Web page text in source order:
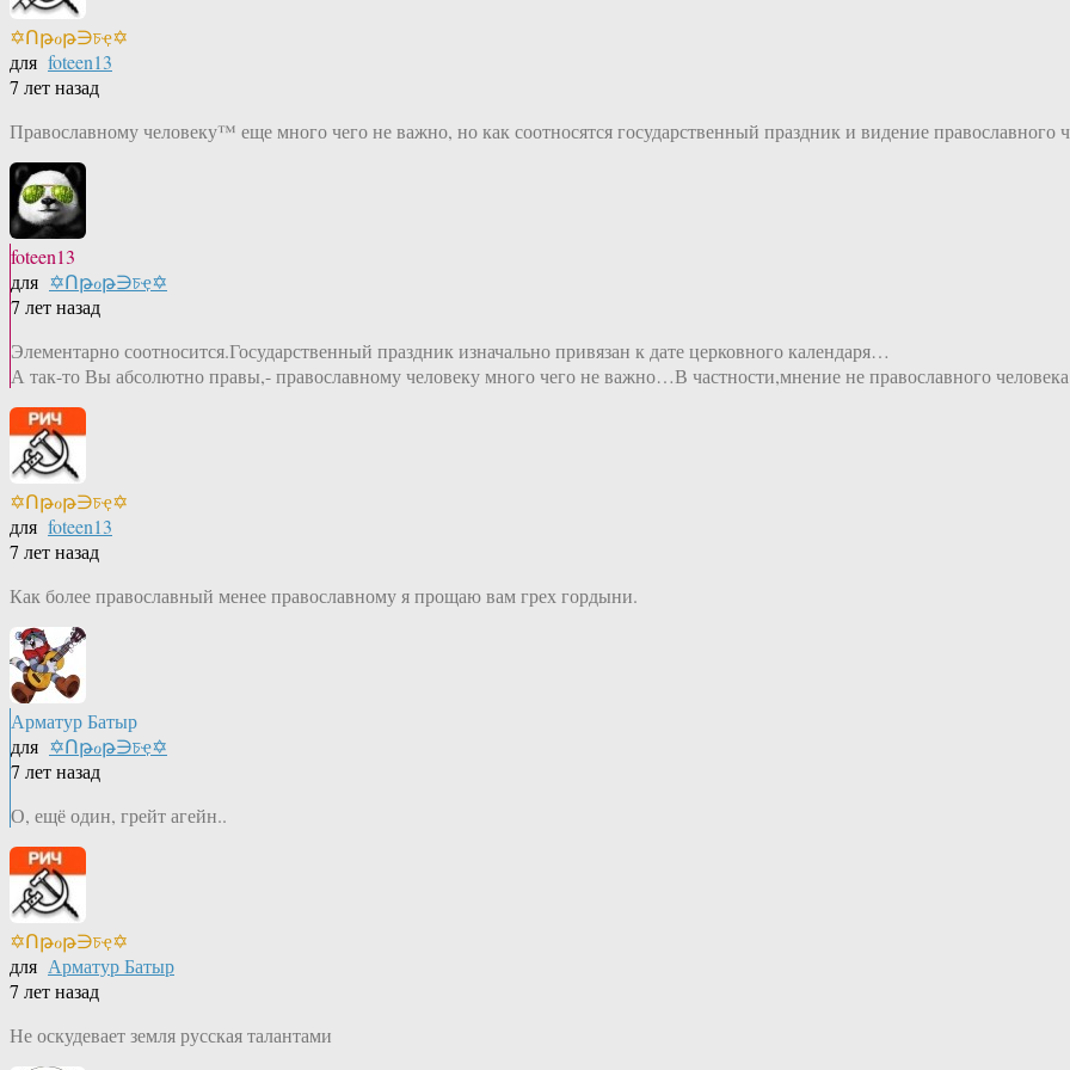
✡Ոթℴթ∋চҿ✡
для foteen13
7 лет назад
Православному человеку™ еще много чего не важно, но как соотносятся государственный праздник и видение православного
foteen13
для ✡Ոթℴթ∋চҿ✡
7 лет назад
Элементарно соотносится.Государственный праздник изначально привязан к дате церковного календаря…
А так-то Вы абсолютно правы,- православному человеку много чего не важно…В частности,мнение не православного человека
✡Ոթℴթ∋চҿ✡
для foteen13
7 лет назад
Как более православный менее православному я прощаю вам грех гордыни.
Арматур Батыр
для ✡Ոթℴթ∋চҿ✡
7 лет назад
О, ещё один, грейт агейн..
✡Ոթℴթ∋চҿ✡
для Арматур Батыр
7 лет назад
Не оскудевает земля русская талантами